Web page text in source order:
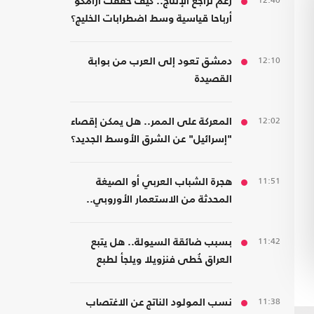
أرباحا قياسية وسط اضطرابات الخليج؟
12:10
دمشق تعود إلى العرب من بوابة
القصيدة
12:02
المعركة على الممر.. هل يمكن إقصاء
"إسرائيل" عن الشرق الأوسط الجديد؟
11:51
هجرة الشباب العربي أو الصيغة
المحدثة من الاستعمار الأوروبي..
11:42
بسبب ضائقة السيولة.. هل يتبع
العراق خُطى فنزويلا ويلجأ لطبع
11:38 نسب المولود الناتج عن الاغتصاب